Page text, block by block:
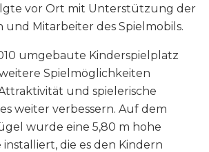
vor Ort mit Unterstützung der
und Mitarbeiter des Spielmobils.
umgebaute Kinderspielplatz
Spielmöglichkeiten
und spielerische
weiter verbessern. Auf dem
wurde eine 5,80 m hohe
die es den Kindern